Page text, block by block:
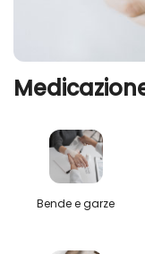
Bende e garze